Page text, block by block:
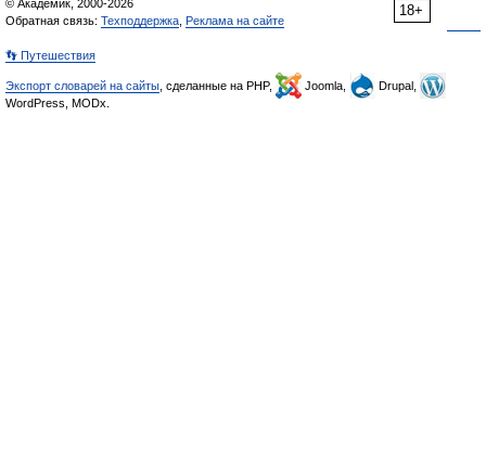
18+
© Академик, 2000-2026
Обратная связь: Техподдержка Реклама на сайте
👣 Путешествия
Экспорт словарей на сайты , сделанные на PHP, Joomla,
Drupal,
WordPress, MODx.